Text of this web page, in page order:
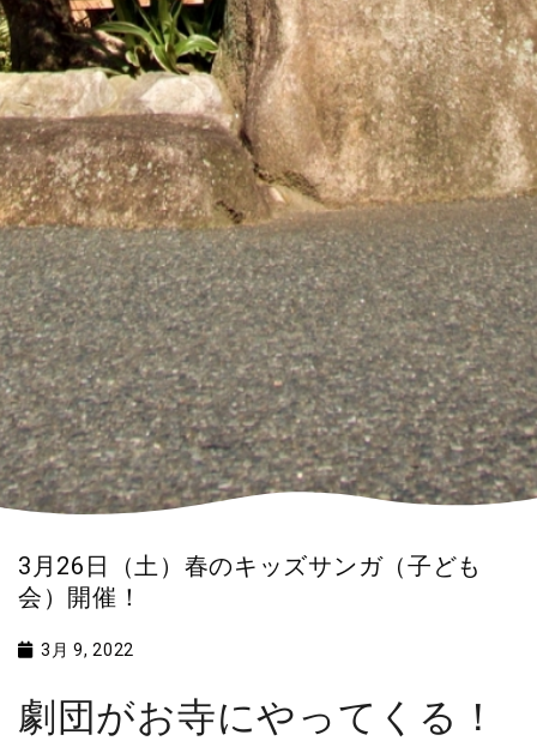
3月26日（土）春のキッズサンガ（子ども
会）開催！
3月 9, 2022
劇団がお寺にやってくる！